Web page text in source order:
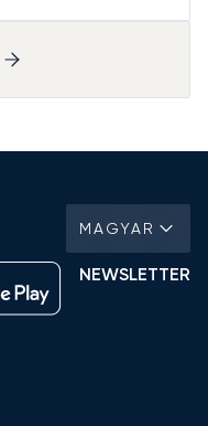
MAGYAR
NEWSLETTER